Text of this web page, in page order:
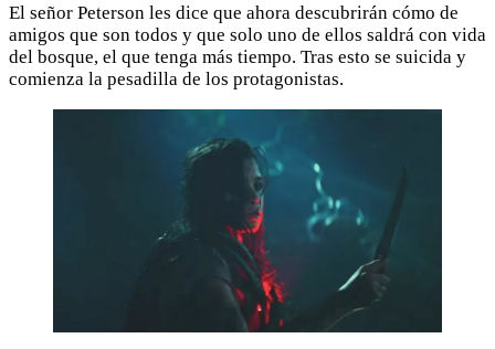
El señor Peterson les dice que ahora descubrirán cómo de
amigos que son todos y que solo uno de ellos saldrá con vida
del bosque, el que tenga más tiempo. Tras esto se suicida y
comienza la pesadilla de los protagonistas.